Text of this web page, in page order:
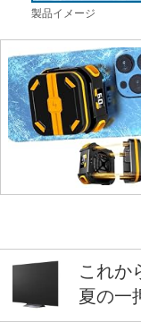
製品イメージ
これか
夏の一